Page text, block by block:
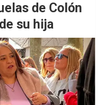
de Colón
su hija